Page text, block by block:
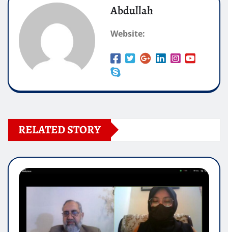
Abdullah
Website:
RELATED STORY